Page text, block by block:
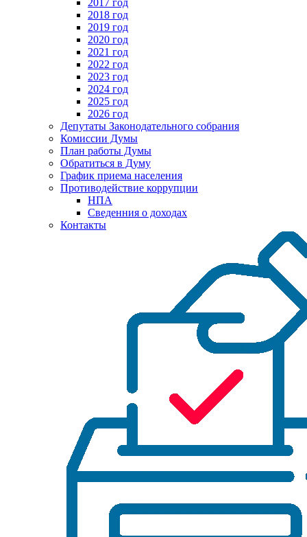
2017 год
2018 год
2019 год
2020 год
2021 год
2022 год
2023 год
2024 год
2025 год
2026 год
Депутаты Законодательного собрания
Комиссии Думы
План работы Думы
Обратиться в Думу
График приема населения
Противодействие коррупции
НПА
Сведенния о доходах
Контакты